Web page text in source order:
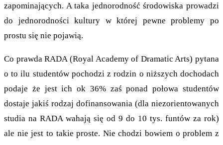
zapominających. A taka jednorodność środowiska prowadzi
do jednorodności kultury w której pewne problemy po
prostu się nie pojawią.
Co prawda RADA (Royal Academy of Dramatic Arts) pytana
o to ilu studentów pochodzi z rodzin o niższych dochodach
podaje że jest ich ok 36% zaś ponad połowa studentów
dostaje jakiś rodzaj dofinansowania (dla niezorientowanych
studia na RADA wahają się od 9 do 10 tys. funtów za rok)
ale nie jest to takie proste. Nie chodzi bowiem o problem z